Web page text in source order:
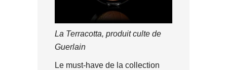
La Terracotta, produit culte de
Guerlain
Le must-have de la collection